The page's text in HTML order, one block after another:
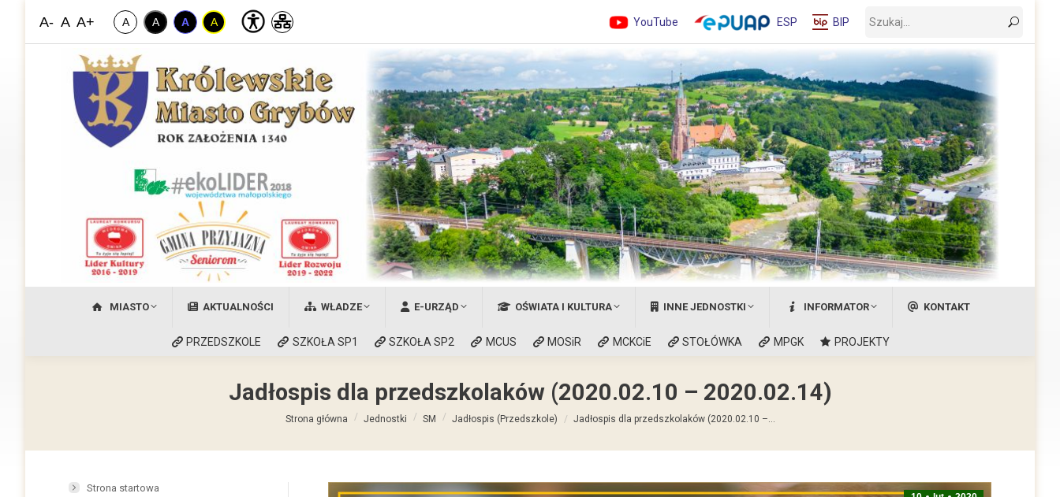
A+
A
A- A A A A YouTube ESP BIP
MIASTO AKTUALNOŚCI WŁADZE E-URZĄD OŚWIATA I KULTURA INNE JEDNOSTKI INFORMATOR KONTAKT
PRZEDSZKOLE SZKOŁA SP1 SZKOŁA SP2 MCUS MOSiR MCKCiE STOŁÓWKA MPGK PROJEKTY
Jadłospis dla przedszkolaków (2020.02.10 – 2020.02.14)
Jesteś tutaj:
Strona główna Jednostki SM Jadłospis (Przedszkole) Jadłospis dla przedszkolaków (2020.02.10 –…
Strona startowa